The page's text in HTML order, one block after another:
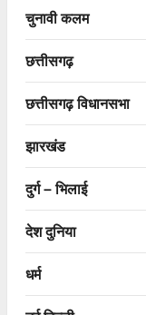
चुनावी कलम
छत्तीसगढ़
छत्तीसगढ़ विधानसभा
झारखंड
दुर्ग – भिलाई
देश दुनिया
धर्म